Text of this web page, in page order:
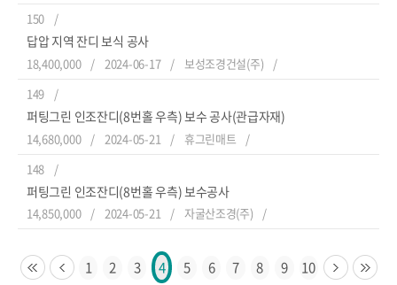
150
답압 지역 잔디 보식 공사
18,400,000 2024-06-17
보성조경건설(주)
149
퍼팅그린 인조잔디(8번홀 우측) 보수 공사(관급자재)
14,680,000 2024-05-21
휴그린매트
148
퍼팅그린 인조잔디(8번홀 우측) 보수공사
14,850,000 2024-05-21 자굴산조경(주)
1 2 3 4 5 6 7 8 9 10